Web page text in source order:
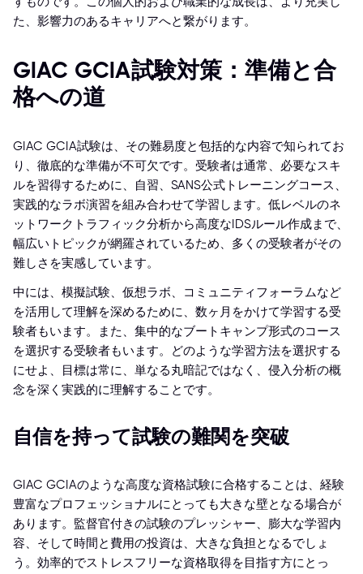
た、影響力のあるキャリアへと繋がります。
GIAC GCIA試験対策：準備と合
格への道
GIAC GCIA試験は、その難易度と包括的な内容で知られてお
り、徹底的な準備が不可欠です。受験者は通常、必要なスキ
ルを習得するために、自習、SANS公式トレーニングコース、
実践的なラボ演習を組み合わせて学習します。低レベルのネ
ットワークトラフィック分析から高度なIDSルール作成まで、
幅広いトピックが網羅されているため、多くの受験者がその
難しさを実感しています。
中には、模擬試験、仮想ラボ、コミュニティフォーラムなど
を活用して理解を深めるために、数ヶ月をかけて学習する受
験者もいます。また、集中的なブートキャンプ形式のコース
を選択する受験者もいます。どのような学習方法を選択する
にせよ、目標は常に、単なる丸暗記ではなく、侵入分析の概
念を深く実践的に理解することです。
自信を持って試験の難関を突破
GIAC GCIAのような高度な資格試験に合格することは、経験
豊富なプロフェッショナルにとっても大きな壁となる場合が
あります。監督官付きの試験のプレッシャー、膨大な学習内
容、そして時間と費用の投資は、大きな負担となるでしょ
う。効率的でストレスフリーな資格取得を目指す方にとっ